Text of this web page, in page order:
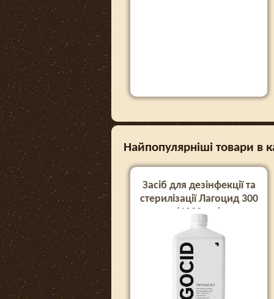
Найпопулярніші товари в
Засіб для дезінфекції та
стерилізації Лагоцид 300
(1000 мл)